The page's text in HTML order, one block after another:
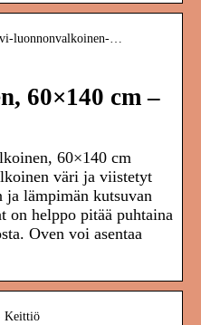
luonnonvalkoinen-…
60×140 cm –
60×140 cm
väri ja viistetyt
ja lämpimän kutsuvan
on helppo pitää puhtaina
Oven voi asentaa
Keittiö